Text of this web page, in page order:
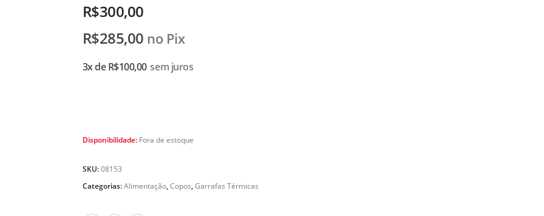
R$300,00
R$285,00 no Pix
3x deR$100,00 sem juros
Disponibilidade: Fora de estoque
SKU:08153
Categorias:Alimentação,Copos,Garrafas Térmicas